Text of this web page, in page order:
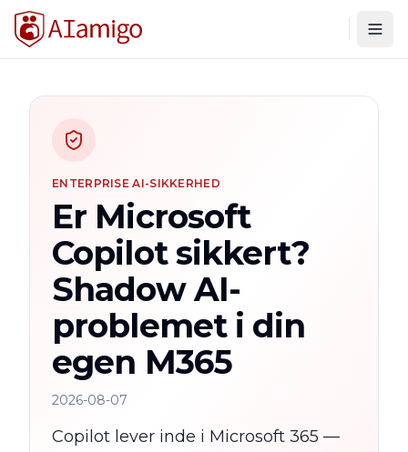
ENTERPRISE AI-SIKKERHED
Er Microsoft
Copilot sikkert?
Shadow AI-
problemet i din
egen M365
2026-08-07
Copilot lever inde i Microsoft 365 —